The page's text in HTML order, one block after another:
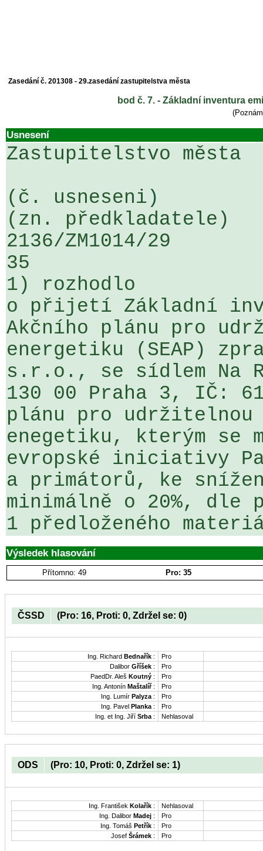
Zasedání č. 201308 - 29.zasedání zastupitelstva města
bod č. 7. - Základní inventura
Usnesení
Zastupitelstvo města
(č. usneseni)
(zn. předkladatele)
2136/ZM1014/29
35
1) rozhodlo
o přijetí Základní
Akčního plánu pro
energetiku (SEAP)
s.r.o., se sídlem Na
130 00 Praha 3, IČ:
plánu pro
enegetiku, kterým se
evropské iniciativy
a primátorů, ke
minimálně o 20%,
Výsledek hlasování
Přítomno: 49 Pro: 35
ČSSD (Pro: 16, Proti: 0, Zdržel se: 0)
Ing. Richard Bednařík :
Pro
Dalibor Gříšek :
Pro
PaedDr. Aleš Koutný :
Pro
Ing. Antonín Maštalíř:
Pro
Ing. Lumír Palyza :
Pro
Ing. Pavel Planka :
Pro
Ing. et Ing. Jiří Srba : Nehlasoval
ODS (Pro: 10, Proti: 0, Zdržel se: 1)
Ing. František Kolařík :
Nehlasoval
Ing. Dalibor Madej :
Pro
Ing. Tomáš Petřík :
Pro
Josef Šrámek : Pro